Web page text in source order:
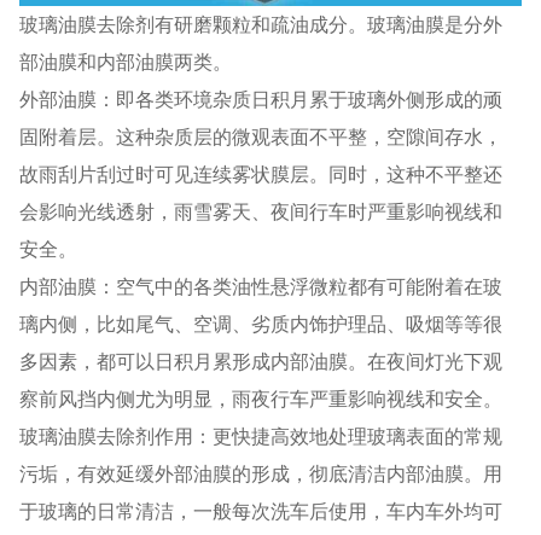
玻璃油膜去除剂有研磨颗粒和疏油成分。玻璃油膜是分外
部油膜和内部油膜两类。
外部油膜：即各类环境杂质日积月累于玻璃外侧形成的顽
固附着层。这种杂质层的微观表面不平整，空隙间存水，
故雨刮片刮过时可见连续雾状膜层。同时，这种不平整还
会影响光线透射，雨雪雾天、夜间行车时严重影响视线和
安全。
内部油膜：空气中的各类油性悬浮微粒都有可能附着在玻
璃内侧，比如尾气、空调、劣质内饰护理品、吸烟等等很
多因素，都可以日积月累形成内部油膜。在夜间灯光下观
察前风挡内侧尤为明显，雨夜行车严重影响视线和安全。
玻璃油膜去除剂作用：更快捷高效地处理玻璃表面的常规
污垢，有效延缓外部油膜的形成，彻底清洁内部油膜。用
于玻璃的日常清洁，一般每次洗车后使用，车内车外均可